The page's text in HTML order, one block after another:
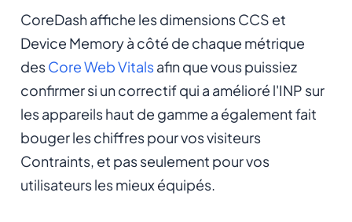
CoreDash affiche les dimensions CCS et
Device Memory à côté de chaque métrique
desCore Web Vitalsafin que vous puissiez
confirmer si un correctif qui a amélioré l'INP sur
les appareils haut de gamme a également fait
bouger les chiffres pour vos visiteurs
Contraints, et pas seulement pour vos
utilisateurs les mieux équipés.